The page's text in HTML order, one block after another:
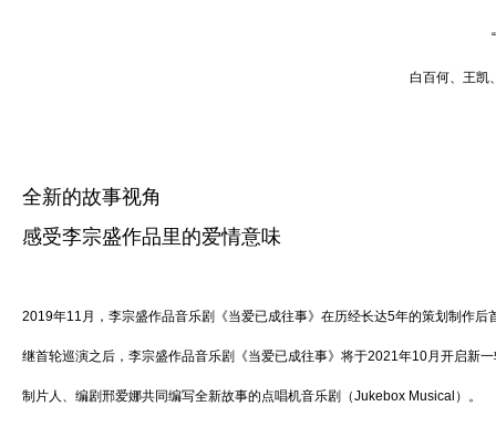
白百何、 王凯
全新的故事视角
感受李宗盛作品里的爱情意味
2019年11月，李宗盛作品音乐剧《当爱已成往事》在历经长达5年的策划制作
继首轮巡演之后，李宗盛作品音乐剧《当爱已成往事》将于2021年10月开启新
制片人、编剧邢爱娜共同编写全新故事的点唱机音乐剧（Jukebox Musical）。